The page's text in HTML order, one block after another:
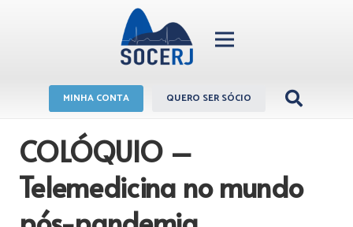
MINHA CONTA QUERO SER SÓCIO
COLÓQUIO –
Telemedicina no mundo